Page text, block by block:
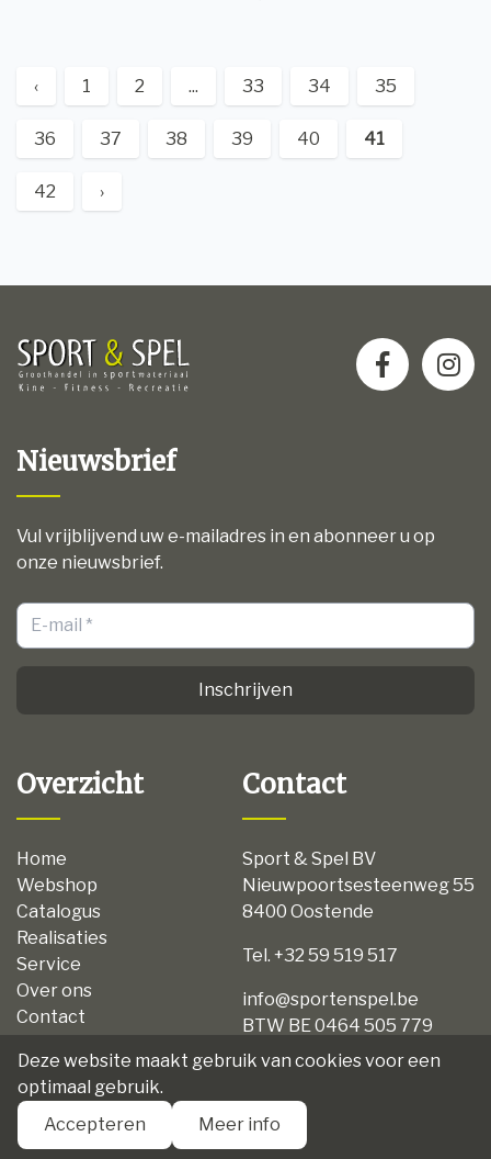
‹ 1 2 ... 33 34 35
36 37 38 39 40 41
42 ›
Nieuwsbrief
Vul vrijblijvend uw e-mailadres in en abonneer u op
onze nieuwsbrief.
Inschrijven
Overzicht
Home
Webshop
Catalogus
Realisaties
Service
Over ons
Contact
Disclaimer
Algemene voorwaarden
Contact
Sport & Spel BV
Nieuwpoortsesteenweg 55
8400 Oostende
Tel. +32 59 519 517
info@sportenspel.be
BTW BE 0464 505 779
Deze website maakt gebruik van cookies voor een
optimaal gebruik.
Accepteren
Meer info